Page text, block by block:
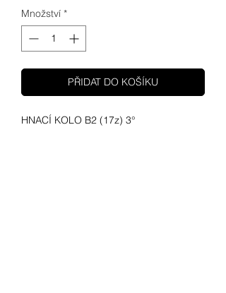
Množství *
PŘIDAT DO KOŠÍKU
HNACÍ KOLO B2 (17z) 3°